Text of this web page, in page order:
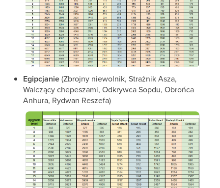
Egipcjanie(Zbrojny niewolnik, Strażnik Asza,
Walczący chepeszami, Odkrywca Sopdu, Obrońca
Anhura, Rydwan Reszefa)